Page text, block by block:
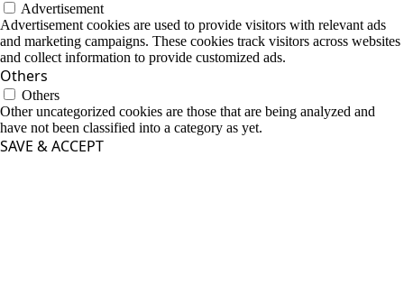
Advertisement
Advertisement cookies are used to provide visitors with relevant ads
and marketing campaigns. These cookies track visitors across websites
and collect information to provide customized ads.
Others
Others
Other uncategorized cookies are those that are being analyzed and
have not been classified into a category as yet.
SAVE & ACCEPT